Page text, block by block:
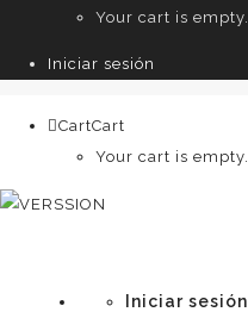
Your cart is empty.
Iniciar sesión
CartCart
Your cart is empty.
Iniciar sesión